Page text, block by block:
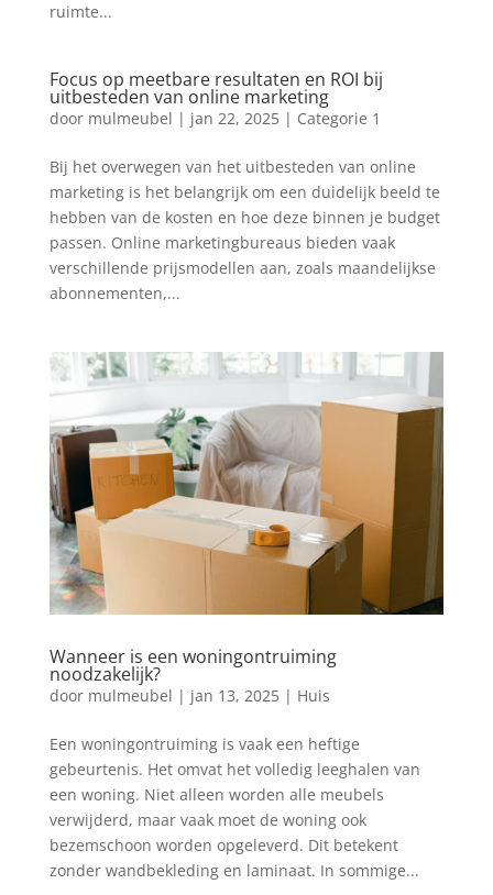
ruimte...
Focus op meetbare resultaten en ROI bij
uitbesteden van online marketing
door mulmeubel | jan 22, 2025| Categorie 1
Bij het overwegen van het uitbesteden van online
marketing is het belangrijk om een duidelijk beeld te
hebben van de kosten en hoe deze binnen je budget
passen. Online marketingbureaus bieden vaak
verschillende prijsmodellen aan, zoals maandelijkse
abonnementen,...
Wanneer is een woningontruiming
noodzakelijk?
door mulmeubel | jan 13, 2025| Huis
Een woningontruiming is vaak een heftige
gebeurtenis. Het omvat het volledig leeghalen van
een woning. Niet alleen worden alle meubels
verwijderd, maar vaak moet de woning ook
bezemschoon worden opgeleverd. Dit betekent
zonder wandbekleding en laminaat. In sommige...